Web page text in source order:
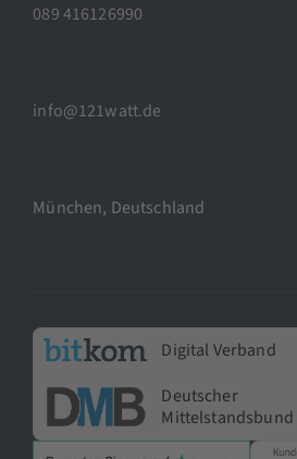
089 416126990
info@121watt.de
München, Deutschland
Digital Verband
Deutscher
Mittelstandsbund